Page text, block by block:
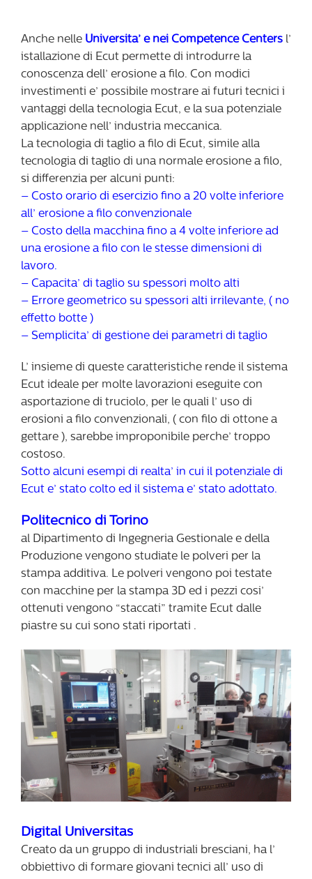
Anche nelle Universita’ e nei Competence Centers l’
istallazione di Ecut permette di introdurre la
conoscenza dell’ erosione a filo. Con modici
investimenti e’ possibile mostrare ai futuri tecnici i
vantaggi della tecnologia Ecut, e la sua potenziale
applicazione nell’ industria meccanica.
La tecnologia di taglio a filo di Ecut, simile alla
tecnologia di taglio di una normale erosione a filo,
si differenzia per alcuni punti:
– Costo orario di esercizio fino a 20 volte inferiore
all’ erosione a filo convenzionale
– Costo della macchina fino a 4 volte inferiore ad
una erosione a filo con le stesse dimensioni di
lavoro.
– Capacita’ di taglio su spessori molto alti
– Errore geometrico su spessori alti irrilevante, ( no
effetto botte )
– Semplicita’ di gestione dei parametri di taglio
L’ insieme di queste caratteristiche rende il sistema
Ecut ideale per molte lavorazioni eseguite con
asportazione di truciolo, per le quali l’ uso di
erosioni a filo convenzionali, ( con filo di ottone a
gettare ), sarebbe improponibile perche’ troppo
costoso.
Sotto alcuni esempi di realta’ in cui il potenziale di
Ecut e’ stato colto ed il sistema e’ stato adottato.
Politecnico di Torino
al Dipartimento di Ingegneria Gestionale e della
Produzione vengono studiate le polveri per la
stampa additiva. Le polveri vengono poi testate
con macchine per la stampa 3D ed i pezzi cosi’
ottenuti vengono “staccati” tramite Ecut dalle
piastre su cui sono stati riportati .
Digital Universitas
Creato da un gruppo di industriali bresciani, ha l’
obbiettivo di formare giovani tecnici all’ uso di